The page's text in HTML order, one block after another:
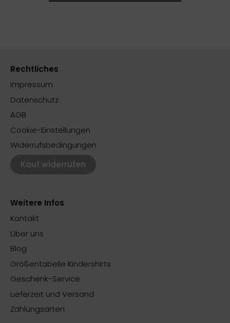
Rechtliches
Impressum
Datenschutz
AGB
Cookie-Einstellungen
Widerrufsbedingungen
Kauf widerrufen
Weitere Infos
Kontakt
Über uns
Blog
Größentabelle Kindershirts
Geschenk-Service
Lieferzeit und Versand
Zahlungsarten